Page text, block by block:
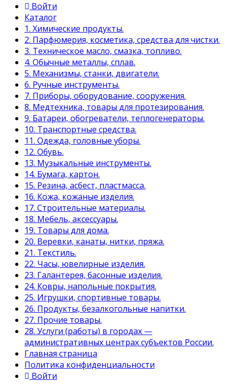
Войти
Каталог
1. Химические продукты.
2. Парфюмерия, косметика, средства для чистки.
3. Техническое масло, смазка, топливо.
4. Обычные металлы, сплав.
5. Механизмы, станки, двигатели.
6. Ручные инструменты.
7. Приборы, оборудование, сооружения.
8. Медтехника, товары для протезирования.
9. Батареи, обогреватели, теплогенераторы.
10. Транспортные средства.
11. Одежда, головные уборы.
12. Обувь.
13. Музыкальные инструменты.
14. Бумага, картон.
15. Резина, асбест, пластмасса.
16. Кожа, кожаные изделия.
17. Строительные материалы.
18. Мебель, аксессуары.
19. Товары для дома.
20. Веревки, канаты, нитки, пряжа.
21. Текстиль.
22. Часы, ювелирные изделия.
23. Галантерея, басонные изделия.
24. Ковры, напольные покрытия.
25. Игрушки, спортивные товары.
26. Продукты, безалкогольные напитки.
27. Прочие товары.
28. Услуги (работы) в городах —
административных центрах субъектов России.
Главная страница
Политика конфиденциальности
Войти